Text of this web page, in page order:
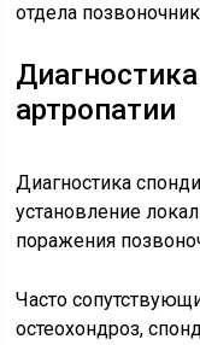
отдела
артропатии
Диагностика
установление
поражения
Часто
остеохондроз,